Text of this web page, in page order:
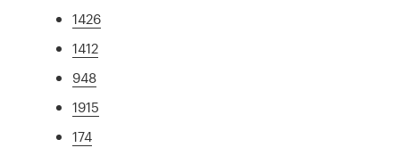
1426
1412
948
1915
174